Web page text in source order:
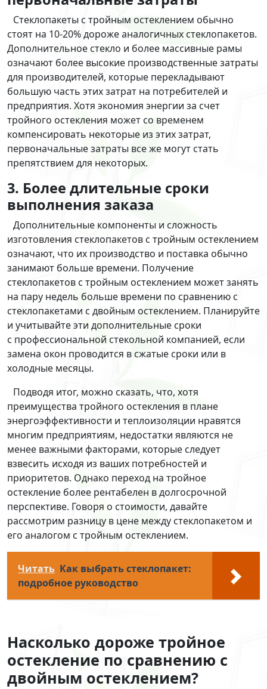
Стеклопакеты с тройным остеклением обычно
стоят на 10-20% дороже аналогичных стеклопакетов.
Дополнительное стекло и более массивные рамы
означают более высокие производственные затраты
для производителей, которые перекладывают
большую часть этих затрат на потребителей и
предприятия. Хотя экономия энергии за счет
тройного остекления может со временем
компенсировать некоторые из этих затрат,
первоначальные затраты все же могут стать
препятствием для некоторых.
3. Более длительные сроки
выполнения заказа
Дополнительные компоненты и сложность
изготовления стеклопакетов с тройным остеклением
означают, что их производство и поставка обычно
занимают больше времени. Получение
стеклопакетов с тройным остеклением может занять
на пару недель больше времени по сравнению с
стеклопакетами с двойным остеклением. Планируйте
и учитывайте эти дополнительные сроки
с профессиональной стекольной компанией, если
замена окон проводится в сжатые сроки или в
холодные месяцы.
Подводя итог, можно сказать, что, хотя
преимущества тройного остекления в плане
энергоэффективности и теплоизоляции нравятся
многим предприятиям, недостатки являются не
менее важными факторами, которые следует
взвесить исходя из ваших потребностей и
приоритетов. Однако переход на тройное
остекление более рентабелен в долгосрочной
перспективе. Говоря о стоимости, давайте
рассмотрим разницу в цене между стеклопакетом и
его аналогом с тройным остеклением.
Читать Как выбрать стеклопакет:
подробное руководство
Насколько дороже тройное
остекление по сравнению с
двойным остеклением?